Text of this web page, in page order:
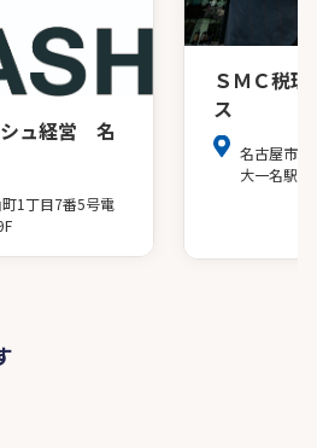
ュ経営 名
1丁目7番5号電
ＳＭＣ税
ス
名古屋市中
大一名駅ビ